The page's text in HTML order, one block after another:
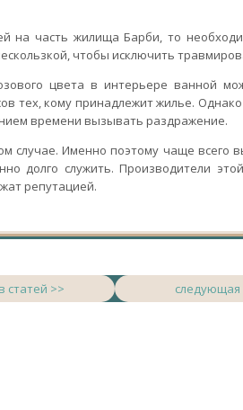
на часть жилища Барби, то
чтобы исключить
цвета в интерьере ванной
тех, кому принадлежит жилье.
времени вызывать раздражение.
случае. Именно поэтому чаще всего
долго служить. Производители
репутацией.
статей >> следующая